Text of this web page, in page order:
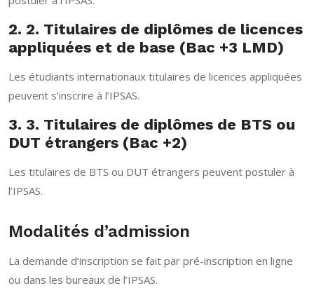
2. 2. Titulaires de diplômes de licences
appliquées et de base (Bac +3 LMD)
Les étudiants internationaux titulaires de licences appliquées
peuvent s’inscrire à l’IPSAS.
3. 3. Titulaires de diplômes de BTS ou
DUT étrangers (Bac +2)
Les titulaires de BTS ou DUT étrangers peuvent postuler à
l’IPSAS.
Modalités d’admission
La demande d’inscription se fait par pré-inscription en ligne
ou dans les bureaux de l’IPSAS.